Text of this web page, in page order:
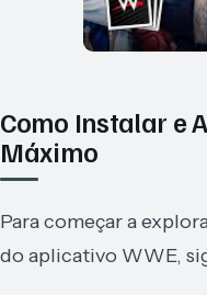
Como Instalar e
Máximo
Para começar a
do aplicativo WWE,